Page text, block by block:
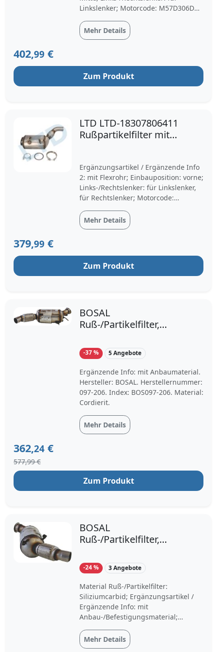
Linkslenker; Motorcode: M57D306D5;
18308508523, 18307796215,
18307807474;
Mehr Details
402,99 €
Zum Produkt
LTD LTD-18307806411
Rußpartikelfilter mit
Limousine
Ergänzungsartikel / Ergänzende Info
2: mit Flexrohr; Einbauposition: vorne;
Links-/Rechtslenker: für Linkslenker,
für Rechtslenker; Motorcode:
M57B306D3; Abgasnorm: Euro 4 (D4);
Fahrzeugausstattungslinie/-Variante:
18304717412, 18304717414,
lfilter, Abgasanlage
Mehr Details
379,99 €
Zum Produkt
BOSAL
Ruß-/Partikelfilter,
für BMW 18307800704
18307812283
18307812285
-37 % 5 Angebote
Ergänzende Info: mit Anbaumaterial.
Hersteller: BOSAL. Herstellernummer:
097-206. Index: BOS097-206. Material:
Cordierit.
Mehr Details
362,24 €
577,99 €
Zum Produkt
BOSAL
Ruß-/Partikelfilter,
für BMW 18307800704
18307812283
18307812285
-24 % 3 Angebote
Material Ruß-/Partikelfilter:
Siliziumcarbid; Ergänzungsartikel /
Ergänzende Info: mit
Anbau-/Befestigungsmaterial;
Abgasnorm: Euro 4, Euro 4 (D4);
Katalysatorart: für Fahrzeuge mit
Mehr Details